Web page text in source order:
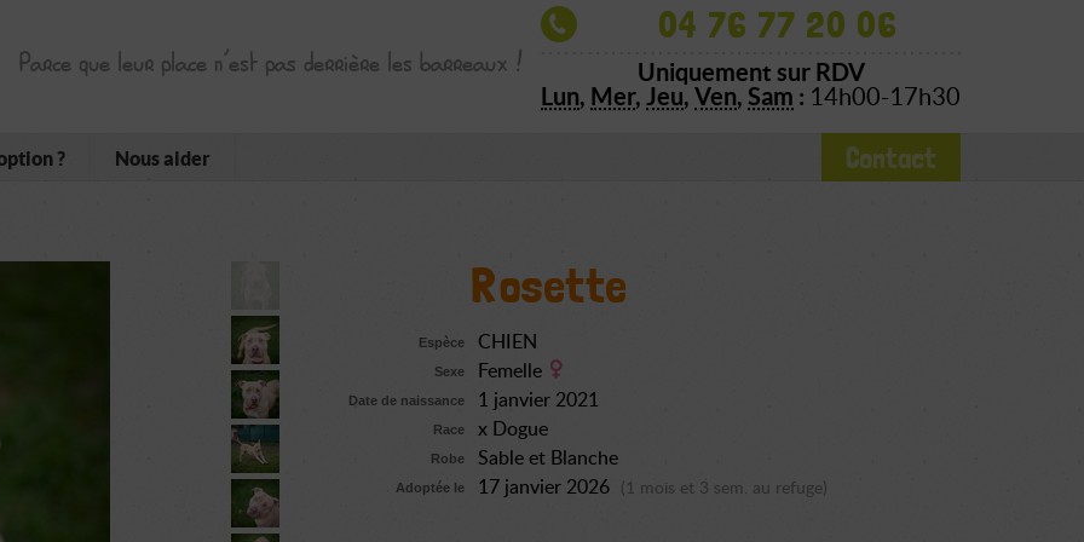
Parce que leur place n’est pas derrière les barreaux !
04 76 77 20 06
Uniquement sur RDV
Lun, Mer, Jeu, Ven, Sam : 14h00-17h30
? Nous aider Contact
Rosette
Espèce CHIEN
Sexe Femelle
Date de naissance 1 janvier 2021
Race x Dogue
Robe Sable et Blanche
Adoptée le 17 janvier 2026 (1 mois et 3 sem. au refuge)